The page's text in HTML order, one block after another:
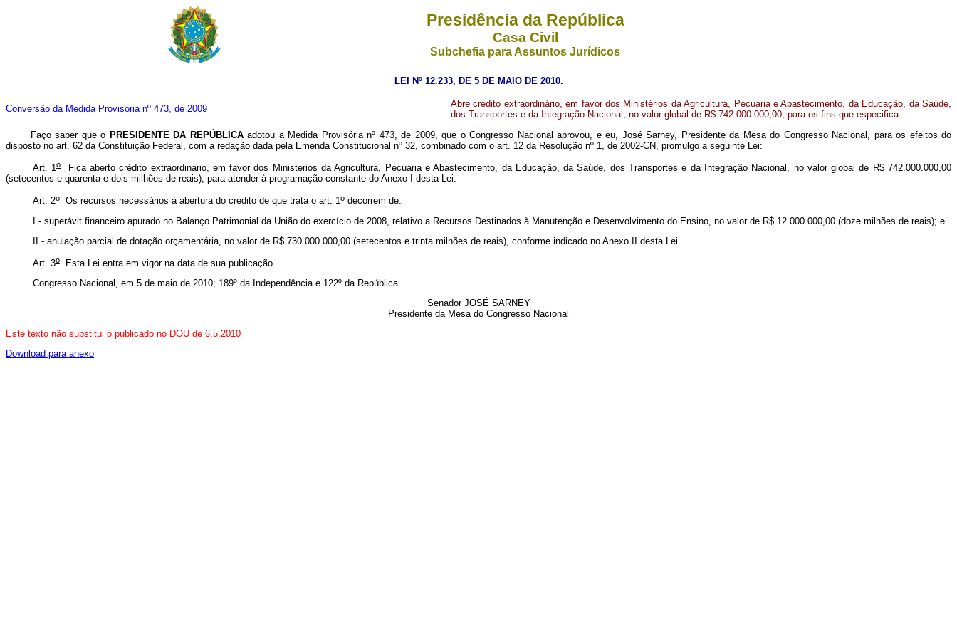
Presidência da República
Casa Civil
Subchefia para Assuntos Jurídicos
LEI Nº 12.233, DE 5 DE MAIO DE 2010.
Conversão da Medida Provisória nº 473, de 2009
Abre crédito extraordinário, em favor dos Ministérios da Agricultura, Pecuária e Abastecimento, da Educação, da Saúde,
dos Transportes e da Integração Nacional, no valor global de R$ 742.000.000,00, para os fins que especifica.
Faço saber que o PRESIDENTE DA REPÚBLICAadotou a Medida Provisória nº 473, de 2009, que o Congresso Nacional aprovou, e eu, José Sarney, Presidente da Mesa do Congresso Nacional, para os efeitos do
disposto no art. 62 da Constituição Federal, com a redação dada pela Emenda Constitucional nº 32, combinado com o art. 12 da Resolução nº 1, de 2002-CN, promulgo a seguinte Lei:
Art. 1o
Fica aberto crédito extraordinário, em favor dos Ministérios da Agricultura, Pecuária e Abastecimento, da Educação, da Saúde, dos Transportes e da Integração Nacional, no valor global de R$ 742.000.000,00
(setecentos e quarenta e dois milhões de reais), para atender à programação constante do Anexo I desta Lei.
Art. 2oOs recursos necessários à abertura do crédito de que trata o art. 1odecorrem de:
I - superávit financeiro apurado no Balanço Patrimonial da União do exercício de 2008, relativo a Recursos Destinados à Manutenção e Desenvolvimento do Ensino, no valor de R$ 12.000.000,00 (doze milhões de reais); e
II - anulação parcial de dotação orçamentária, no valor de R$ 730.000.000,00 (setecentos e trinta milhões de reais), conforme indicado no Anexo II desta Lei.
Art. 3oEsta Lei entra em vigor na data de sua publicação.
Congresso Nacional, em 5 de maio de 2010; 189º da Independência e 122º da República.
Senador JOSÉ SARNEY
Presidente da Mesa do Congresso Nacional
Este texto não substitui o publicado no DOU de 6.5.2010
Download para anexo